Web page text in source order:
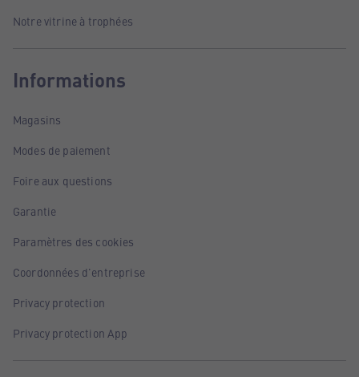
Notre vitrine à trophées
Informations
Magasins
Modes de paiement
Foire aux questions
Garantie
Paramètres des cookies
Coordonnées d'entreprise
Privacy protection
Privacy protection App